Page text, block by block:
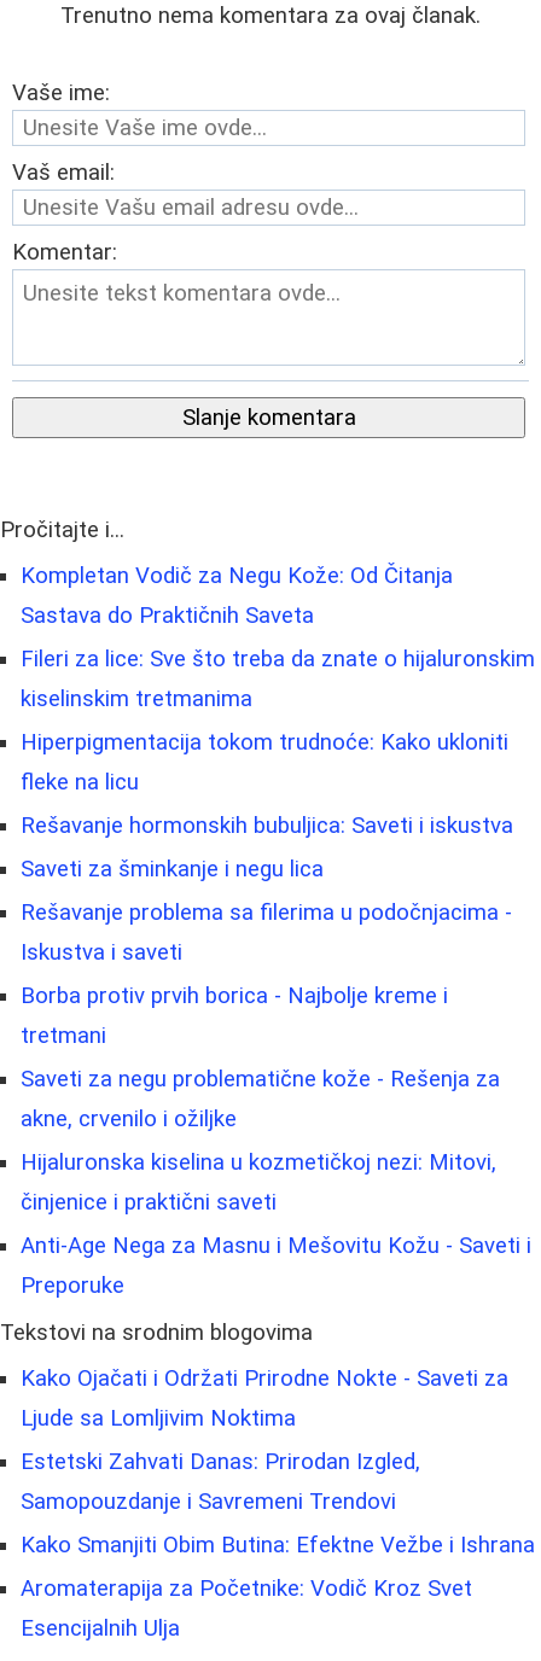
Trenutno nema komentara za ovaj članak.
Vaše ime:
Vaš email:
Komentar:
Slanje komentara
Pročitajte i...
Kompletan Vodič za Negu Kože: Od Čitanja
Sastava do Praktičnih Saveta
Fileri za lice: Sve što treba da znate o hijaluronskim
kiselinskim tretmanima
Hiperpigmentacija tokom trudnoće: Kako ukloniti
fleke na licu
Rešavanje hormonskih bubuljica: Saveti i iskustva
Saveti za šminkanje i negu lica
Rešavanje problema sa filerima u podočnjacima -
Iskustva i saveti
Borba protiv prvih borica - Najbolje kreme i
tretmani
Saveti za negu problematične kože - Rešenja za
akne, crvenilo i ožiljke
Hijaluronska kiselina u kozmetičkoj nezi: Mitovi,
činjenice i praktični saveti
Anti-Age Nega za Masnu i Mešovitu Kožu - Saveti i
Preporuke
Tekstovi na srodnim blogovima
Kako Ojačati i Održati Prirodne Nokte - Saveti za
Ljude sa Lomljivim Noktima
Estetski Zahvati Danas: Prirodan Izgled,
Samopouzdanje i Savremeni Trendovi
Kako Smanjiti Obim Butina: Efektne Vežbe i Ishrana
Aromaterapija za Početnike: Vodič Kroz Svet
Esencijalnih Ulja